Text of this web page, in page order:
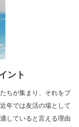
ント
ちが集まり、それをプ
年では友活の場として
していると言える理由